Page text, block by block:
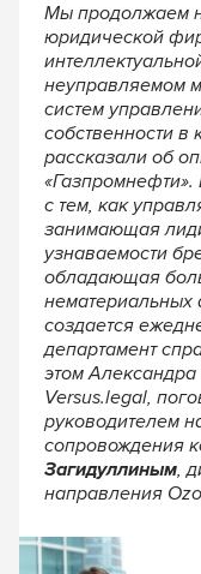
Мы продолжаем
юридической
неуправляемом
систем
собственности
рассказали об
с тем, как
занимающая
узнаваемости
обладающая
нематериальных
создается
департамент
этом
Versus.legal,
руководителем
сопровождения
Загидуллиным,
направления